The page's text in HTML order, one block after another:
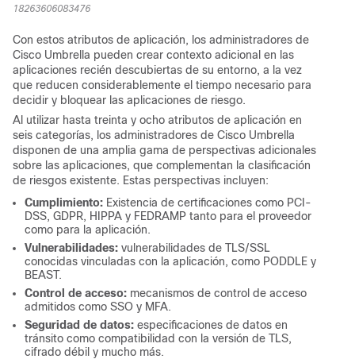
18263606083476
Con estos atributos de aplicación, los administradores de
Cisco Umbrella pueden crear contexto adicional en las
aplicaciones recién descubiertas de su entorno, a la vez
que reducen considerablemente el tiempo necesario para
decidir y bloquear las aplicaciones de riesgo.
Al utilizar hasta treinta y ocho atributos de aplicación en
seis categorías, los administradores de Cisco Umbrella
disponen de una amplia gama de perspectivas adicionales
sobre las aplicaciones, que complementan la clasificación
de riesgos existente. Estas perspectivas incluyen:
Cumplimiento: Existencia de certificaciones como PCI-
DSS, GDPR, HIPPA y FEDRAMP tanto para el proveedor
como para la aplicación.
Vulnerabilidades: vulnerabilidades de TLS/SSL
conocidas vinculadas con la aplicación, como PODDLE y
BEAST.
Control de acceso: mecanismos de control de acceso
admitidos como SSO y MFA.
Seguridad de datos: especificaciones de datos en
tránsito como compatibilidad con la versión de TLS,
cifrado débil y mucho más.